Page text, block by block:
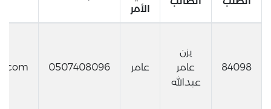
الأمر
84098
يزن
عامر
عبدالله
عامر 0507408096